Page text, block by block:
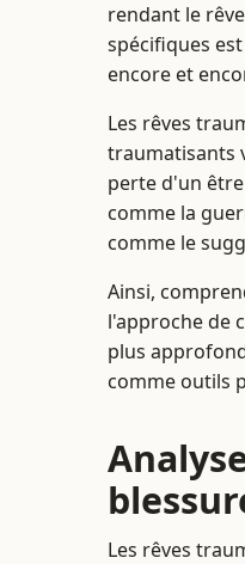
rendant le
spécifiques
encore et
Les rêves
traumatisants
perte d'un
comme la
comme le
Ainsi,
l'approche de
plus
comme outils
Les rêves